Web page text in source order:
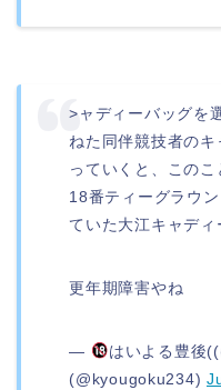
>ャディーバッグを
ねた同伴競技者の
っていくと、この
18番ティーグラウ
ていた大江キャディ
更年期障害やね
—
はいよる豊後
(@kyougoku234)